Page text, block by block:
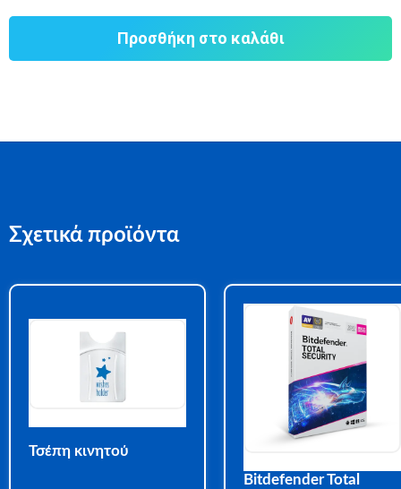
Προσθήκη στο καλάθι
Σχετικά προϊόντα
Τσέπη κινητού
Bitdefender Total